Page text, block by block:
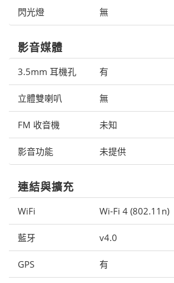
閃光燈 無
影音媒體
3.5mm 耳機孔 有
立體雙喇叭 無
FM 收音機 未知
影音功能 未提供
連結與擴充
WiFi Wi-Fi 4 (802.11n)
藍牙 v4.0
GPS 有